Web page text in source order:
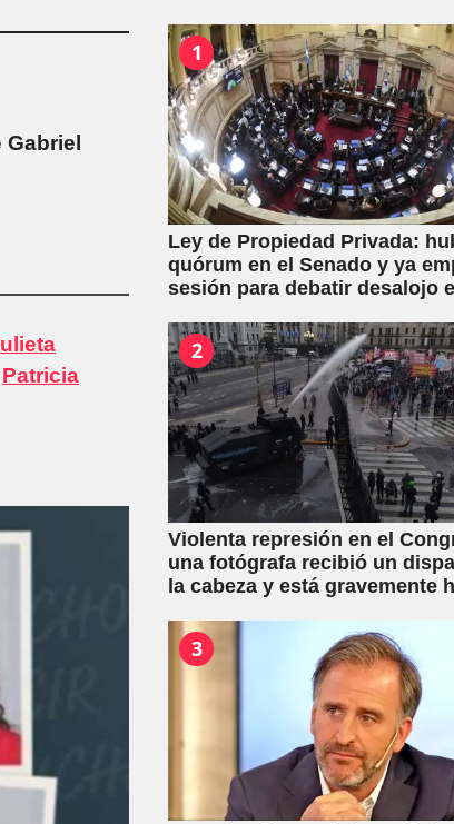
Patricia
1
Ley de Propiedad Privada:
quórum en el Senado y ya
sesión para debatir desalojo
2
Violenta represión en el
una fotógrafa recibió un
la cabeza y está gravemente
3